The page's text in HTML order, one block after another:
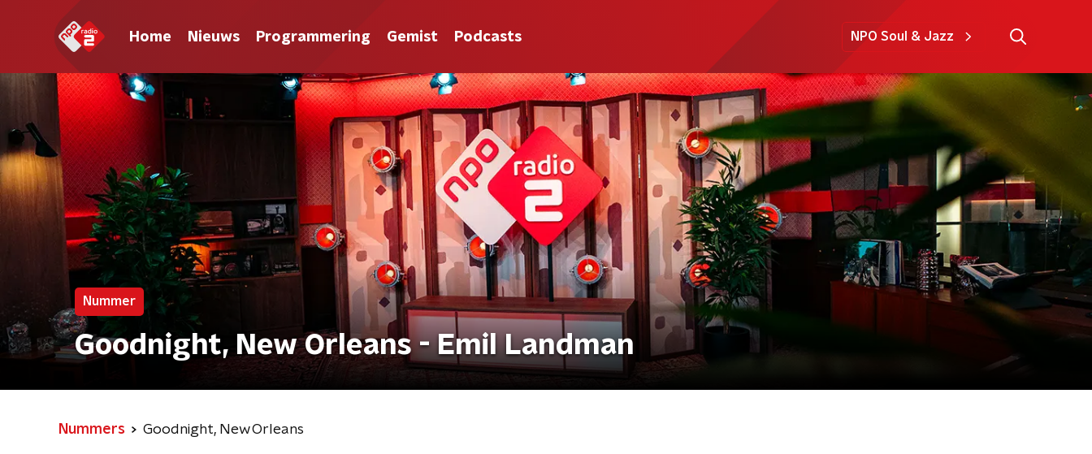
Home Nieuws Programmering Gemist Podcasts NPO Soul & Jazz
Nummer
Goodnight, New Orleans - Emil Landman
Nummers Goodnight, New Orleans